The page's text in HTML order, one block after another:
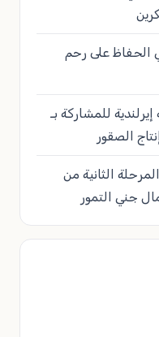
الحفاظ على رحم
للمشاركة بـ
الثانية من
جني التمور